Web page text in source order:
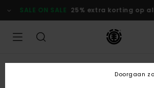
naar
Productinformatie
SALE ON SALE 25% extra korting op
Doorgaan